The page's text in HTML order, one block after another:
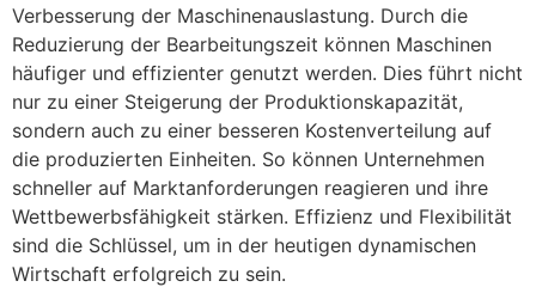
Verbesserung der Maschinenauslastung. Durch die
Reduzierung der Bearbeitungszeit können Maschinen
häufiger und effizienter genutzt werden. Dies führt nicht
nur zu einer Steigerung der Produktionskapazität,
sondern auch zu einer besseren Kostenverteilung auf
die produzierten Einheiten. So können Unternehmen
schneller auf Marktanforderungen reagieren und ihre
Wettbewerbsfähigkeit stärken. Effizienz und Flexibilität
sind die Schlüssel, um in der heutigen dynamischen
Wirtschaft erfolgreich zu sein.